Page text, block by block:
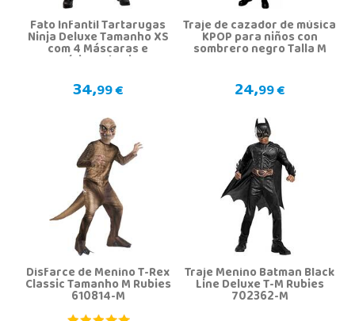
Fato Infantil Tartarugas
Ninja Deluxe Tamanho XS
com 4 Máscaras e
Logótipos de Cinto
34,99 €
Traje de cazador de música
KPOP para niños con
sombrero negro Talla M
24,99 €
Disfarce de Menino T-Rex
Classic Tamanho M Rubies
610814-M
Traje Menino Batman Black
Line Deluxe T-M Rubies
702362-M